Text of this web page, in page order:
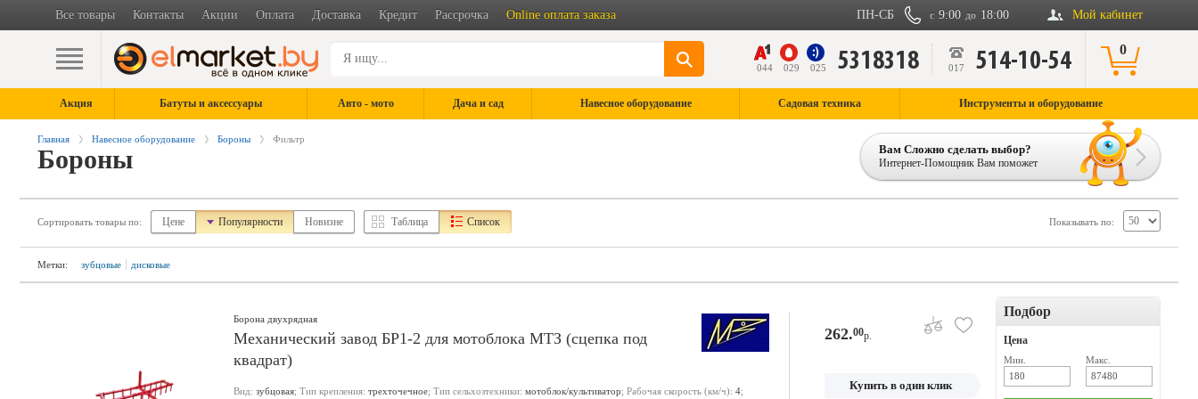
Все товары Контакты Акции Оплата Доставка Кредит Рассрочка Online оплата заказа Мой кабинет
с 9:00 до 18:00
ПН-СБ
044 029 025 5318318 017 514-10-54 0
Акция Батуты и аксессуары Авто - мото Дача и сад Навесное оборудование Садовая техника Инструменты и оборудование
Главная Навесное оборудование Бороны Фильтр
Бороны Вам Сложно сделать выбор?
Интернет-Помощник Вам поможет
Сортировать товары по: Цене Популярности Новизне Таблица Список Показывать по:
Метки: зубцовые дисковые
Борона двухрядная
Механический завод БР1-2 для мотоблока МТЗ (сцепка под
квадрат)
Вид: зубцовая; Тип крепления: трехточечное; Тип сельхозтехники: мотоблок/культиватор; Рабочая скорость (км/ч): 4;
262.00р.
Купить в один клик
Подбор
Цена
Мин. Макс.